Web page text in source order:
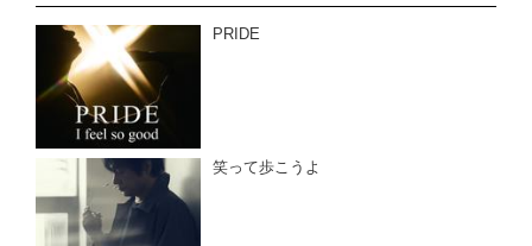
PRIDE
笑って歩こうよ